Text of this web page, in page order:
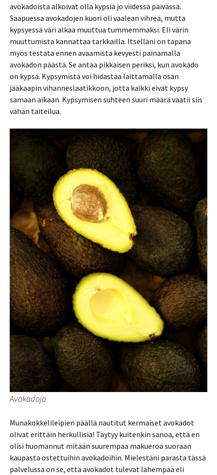
avokadoista alkoivat olla kypsiä jo viidessä päivässä.
Saapuessa avokadojen kuori oli vaalean vihreä, mutta
kypsyessä väri alkaa muuttua tummemmaksi. Eli värin
muuttumista kannattaa tarkkailla. Itselläni on tapana
myös testata ennen avaamista kevyesti painamalla
avokadon päästä. Se antaa pikkaisen periksi, kun avokado
on kypsä. Kypsymistä voi hidastaa laittamalla osan
jääkaapin vihanneslaatikkoon, jotta kaikki eivät kypsy
samaan aikaan. Kypsymisen suhteen suuri määrä vaatii siis
vähän taiteilua.
Avokadoja
Munakokkelileipien päällä nautitut kermaiset avokadot
olivat erittäin herkullisia! Täytyy kuitenkin sanoa, että en
olisi huomannut mitään suurempaa makueroa suoraan
kaupasta ostettuihin avokadoihin. Mielestäni parasta tässä
palvelussa on se, että avokadot tulevat lähempää eli